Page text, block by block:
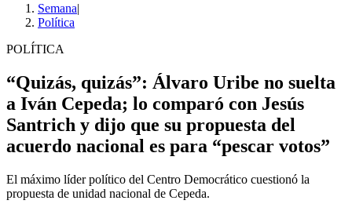
Semana|
Política
POLÍTICA
“Quizás, quizás”: Álvaro Uribe no suelta
a Iván Cepeda; lo comparó con Jesús
Santrich y dijo que su propuesta del
acuerdo nacional es para “pescar votos”
El máximo líder político del Centro Democrático cuestionó la
propuesta de unidad nacional de Cepeda.